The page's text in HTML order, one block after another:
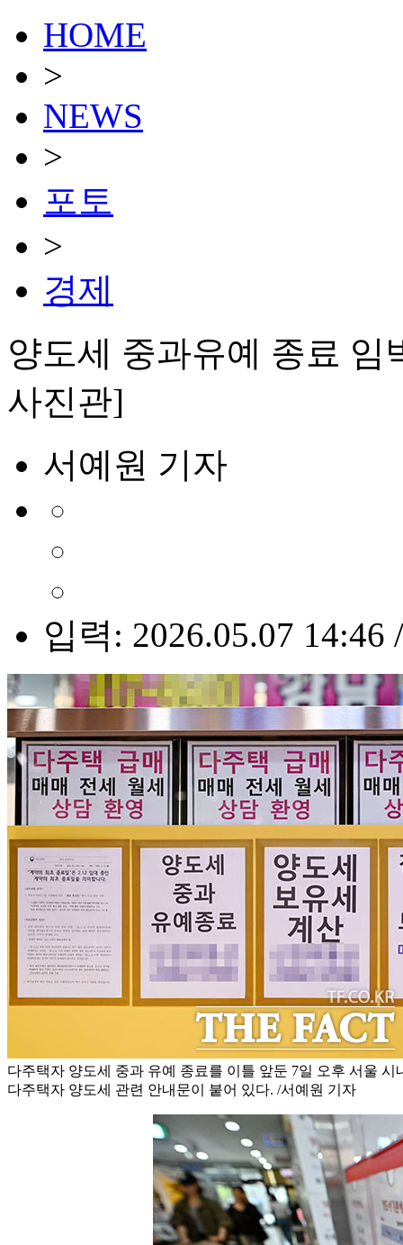
HOME
>
NEWS
>
포토
>
경제
양도세 중과유예 종료 임
사진관]
서예원 기자
입력: 2026.05.07 14:46
다주택자 양도세 중과 유예 종료를 이틀 앞둔 7일 오후 서울
다주택자 양도세 관련 안내문이 붙어 있다. /서예원 기자